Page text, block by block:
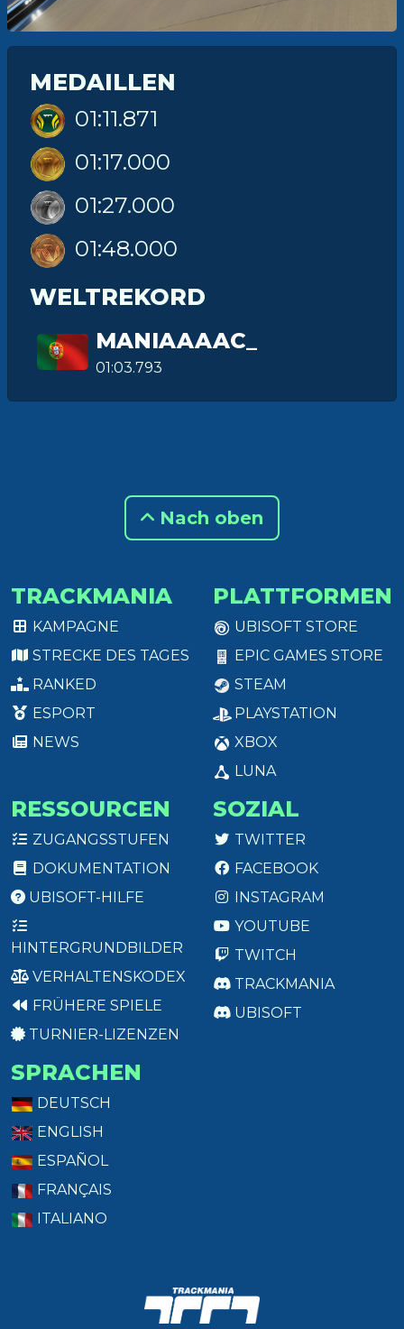
MEDAILLEN
01:11.871
01:17.000
01:27.000
01:48.000
WELTREKORD
MANIAAAAC_
01:03.793
Nach oben
TRACKMANIA
KAMPAGNE
STRECKE DES TAGES
RANKED
ESPORT
NEWS
PLATTFORMEN
UBISOFT STORE
EPIC GAMES STORE
STEAM
PLAYSTATION
XBOX
LUNA
RESSOURCEN
ZUGANGSSTUFEN
DOKUMENTATION
UBISOFT-HILFE
HINTERGRUNDBILDER
VERHALTENSKODEX
FRÜHERE SPIELE
TURNIER-LIZENZEN
SOZIAL
TWITTER
FACEBOOK
INSTAGRAM
YOUTUBE
TWITCH
TRACKMANIA
UBISOFT
SPRACHEN
DEUTSCH
ENGLISH
ESPAÑOL
FRANÇAIS
ITALIANO